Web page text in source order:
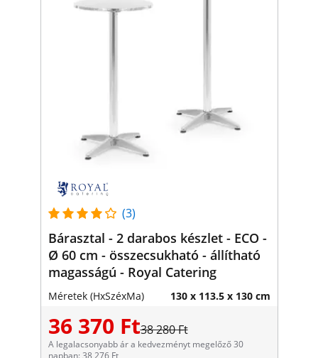
(3)
Bárasztal - 2 darabos készlet - ECO -
Ø 60 cm - összecsukható - állítható
magasságú - Royal Catering
Méretek (HxSzéxMa) 130 x 113.5 x 130 cm
36 370 Ft38 280 Ft
A legalacsonyabb ár a kedvezményt megelőző 30
napban: 38 276 Ft